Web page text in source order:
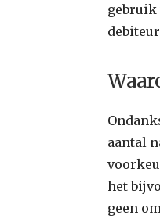
gebruik
aantal
het
geen